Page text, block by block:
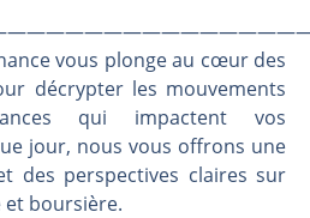
vous plonge au cœur des
décrypter les mouvements
qui impactent vos
jour, nous vous offrons une
des perspectives claires sur
et boursière.